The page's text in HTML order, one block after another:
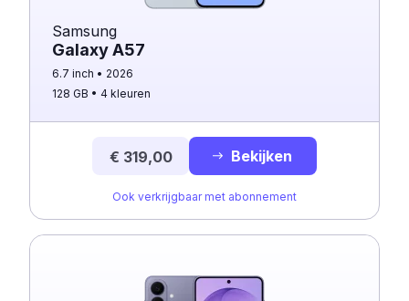
Samsung
Galaxy A57
6.7 inch
2026
128 GB
4 kleuren
€ 319,00 Bekijken
Ook verkrijgbaar met abonnement